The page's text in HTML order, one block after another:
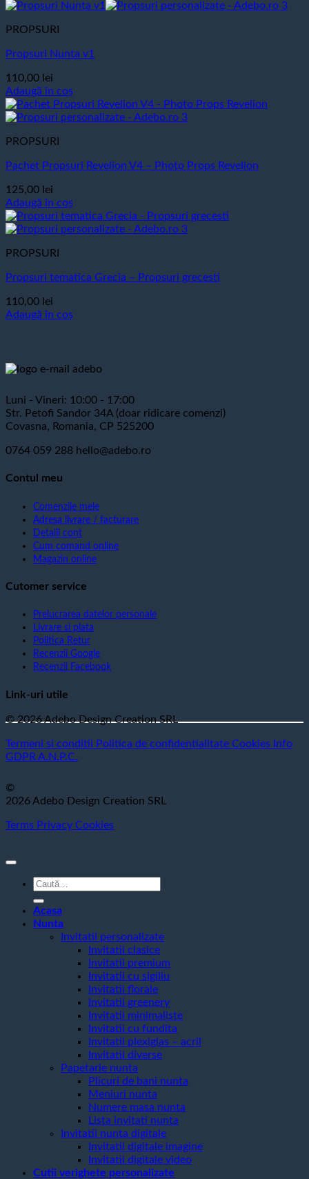
PROPSURI
Propsuri Nunta v1
110,00 lei
Adaugă în coș
PROPSURI
Pachet Propsuri Revelion V4 – Photo Props Revelion
125,00 lei
Adaugă în coș
PROPSURI
Propsuri tematica Grecia – Propsuri grecesti
110,00 lei
Adaugă în coș
Luni - Vineri: 10:00 - 17:00
Str. Petofi Sandor 34A (doar ridicare comenzi)
Covasna, Romania, CP 525200
0764 059 288 hello@adebo.ro
Contul meu
Comenzile mele
Adresa livrare / facturare
Detalii cont
Cum comand online
Magazin online
Cutomer service
Prelucrarea datelor personale
Livrare si plata
Politica Retur
Recenzii Google
Recenzii Facebook
Link-uri utile
© 2026 Adebo Design Creation SRL
Termeni si conditii Politica de confidentialitate Cookies Info
GDPR A.N.P.C.
©
2026 Adebo Design Creation SRL
Terms Privacy Cookies
Caută
Acasa
Nunta
Invitatii personalizate
Invitatii clasice
Invitatii premium
Invitatii cu sigiliu
Invitatii florale
Invitatii greenery
Invitatii minimaliste
Invitatii cu fundita
Invitatii plexiglas – acril
Invitatii diverse
Papetarie nunta
Plicuri de bani nunta
Meniuri nunta
Numere masa nunta
Lista invitati nunta
Invitatii nunta digitale
Invitatii digitale imagine
Invitatii digitale video
Cutii verighete personalizate